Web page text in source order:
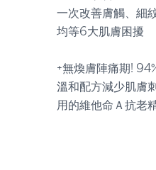
一次改善膚觸、細
均等6大肌膚困擾
+無煥膚陣痛期!
溫和配方減少肌膚
用的維他命Ａ抗老